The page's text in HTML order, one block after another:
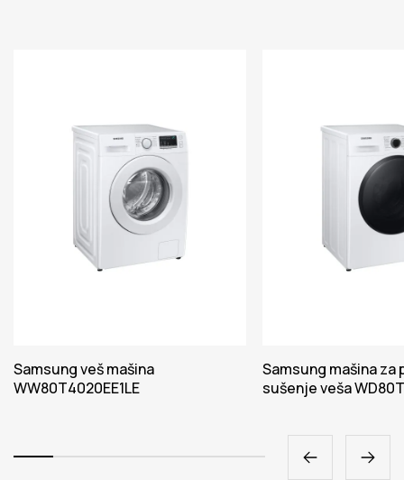
Samsung veš mašina
WW80T4020EE1LE
Samsung mašina za
sušenje veša